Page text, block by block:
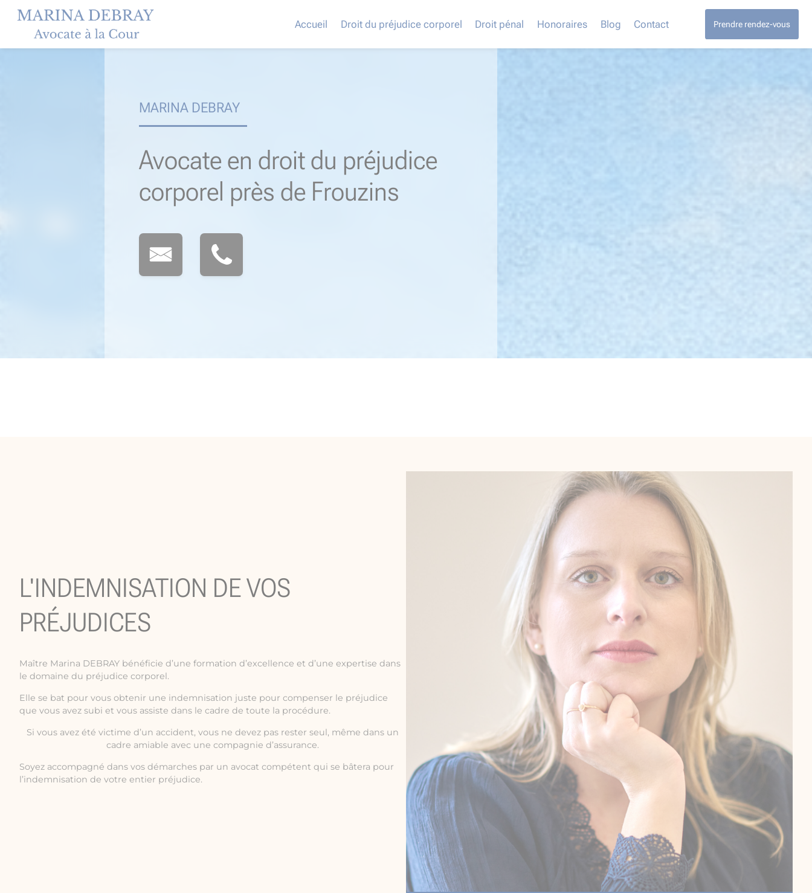
Accueil Droit du préjudice corporel Droit pénal Honoraires Blog Contact Prendre rendez-vous
MARINA DEBRAY
Avocate en droit du préjudice
corporel près de Frouzins
L'INDEMNISATION DE VOS
PRÉJUDICES
Maître Marina DEBRAY bénéficie d’une formation d’excellence et d’une expertise dans
le domaine du préjudice corporel.
Elle se bat pour vous obtenir une indemnisation juste pour compenser le préjudice
que vous avez subi et vous assiste dans le cadre de toute la procédure.
Si vous avez été victime d’un accident, vous ne devez pas rester seul, même dans un
cadre amiable avec une compagnie d’assurance.
Soyez accompagné dans vos démarches par un avocat compétent qui se bâtera pour
l’indemnisation de votre entier préjudice.